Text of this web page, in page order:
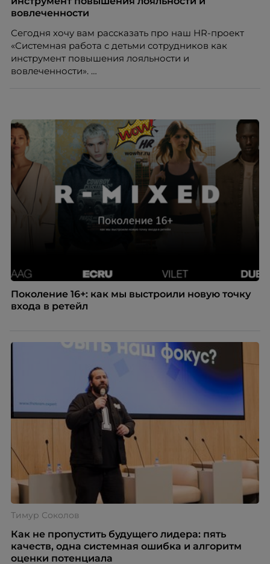
вовлеченности
Сегодня хочу вам рассказать про наш HR-проект
«Системная работа с детьми сотрудников как
инструмент повышения лояльности и
вовлеченности».
Поколение 16+: как мы выстроили новую точку
входа в ретейл
Тимур Соколов
Как не пропустить будущего лидера: пять
качеств, одна системная ошибка и алгоритм
оценки потенциала